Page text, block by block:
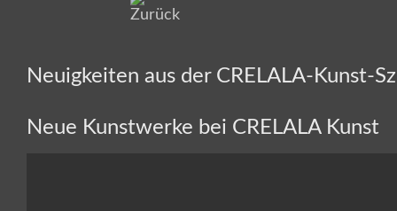
Neuigkeiten aus der CRELALA-Kunst-
Neue Kunstwerke bei CRELALA Kunst